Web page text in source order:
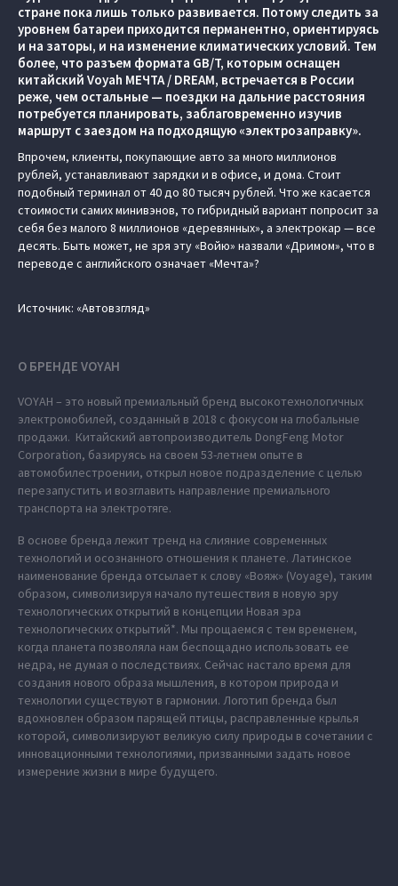
стране пока лишь только развивается. Потому следить за
уровнем батареи приходится перманентно, ориентируясь
и на заторы, и на изменение климатических условий. Тем
более, что разъем формата GB/T, которым оснащен
китайский Voyah МЕЧТА / DREAM, встречается в России
реже, чем остальные — поездки на дальние расстояния
потребуется планировать, заблаговременно изучив
маршрут с заездом на подходящую «электрозаправку».
Впрочем, клиенты, покупающие авто за много миллионов
рублей, устанавливают зарядки и в офисе, и дома. Стоит
подобный терминал от 40 до 80 тысяч рублей. Что же касается
стоимости самих минивэнов, то гибридный вариант попросит за
себя без малого 8 миллионов «деревянных», а электрокар — все
десять. Быть может, не зря эту «Войю» назвали «Дримом», что в
переводе с английского означает «Мечта»?
Источник: «Автовзгляд»
О БРЕНДЕ VOYAH
VOYAH – это новый премиальный бренд высокотехнологичных
электромобилей, созданный в 2018 с фокусом на глобальные
продажи. Китайский автопроизводитель DongFeng Motor
Corporation, базируясь на своем 53-летнем опыте в
автомобилестроении, открыл новое подразделение с целью
перезапустить и возглавить направление премиального
транспорта на электротяге.
В основе бренда лежит тренд на слияние современных
технологий и осознанного отношения к планете. Латинское
наименование бренда отсылает к слову «Вояж» (Voyage), таким
образом, символизируя начало путешествия в новую эру
технологических открытий в концепции Новая эра
технологических открытий*. Мы прощаемся с тем временем,
когда планета позволяла нам беспощадно использовать ее
недра, не думая о последствиях. Сейчас настало время для
создания нового образа мышления, в котором природа и
технологии существуют в гармонии. Логотип бренда был
вдохновлен образом парящей птицы, расправленные крылья
которой, символизируют великую силу природы в сочетании с
инновационными технологиями, призванными задать новое
измерение жизни в мире будущего.